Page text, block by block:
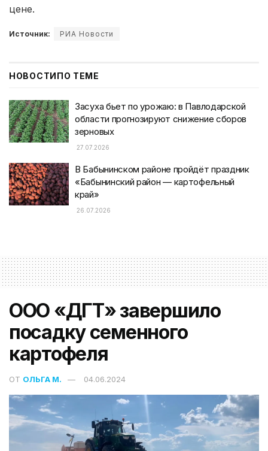
цене.
Источник: РИА Новости
НОВОСТИПО ТЕМЕ
Засуха бьет по урожаю: в Павлодарской
области прогнозируют снижение сборов
зерновых
27.07.2026
В Бабынинском районе пройдёт праздник
«Бабынинский район — картофельный
край»
26.07.2026
ООО «ДГТ» завершило
посадку семенного
картофеля
ОТ ОЛЬГА М. 04.06.2024